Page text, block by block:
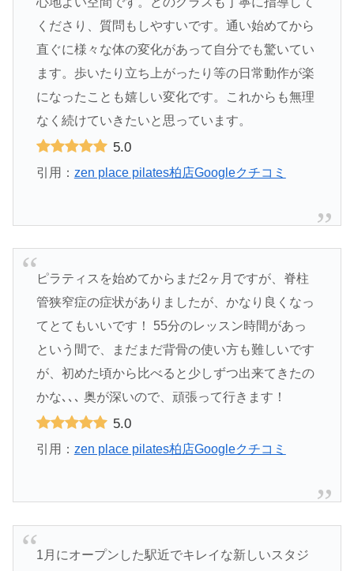
くださり、質問もしやすいです。通い始めてから
直ぐに様々な体の変化があって自分でも驚いてい
ます。歩いたり立ち上がったり等の日常動作が楽
になったことも嬉しい変化です。これからも無理
なく続けていきたいと思っています。
5.0
引用： zen place pilates柏店Googleクチコミ
ピラティスを始めてからまだ2ヶ月ですが、脊柱
管狭窄症の症状がありましたが、かなり良くなっ
てとてもいいです！ 55分のレッスン時間があっ
という間で、まだまだ背骨の使い方も難しいです
が、初めた頃から比べると少しずつ出来てきたの
かな､､､ 奥が深いので、頑張って行きます！
5.0
引用： zen place pilates柏店Googleクチコミ
1月にオープンした駅近でキレイな新しいスタジ